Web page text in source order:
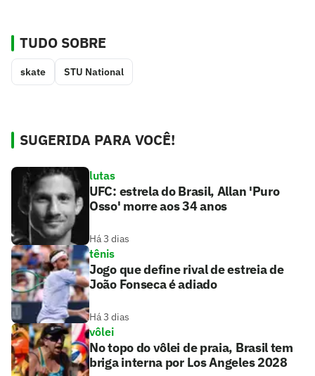
TUDO SOBRE
skate STU National
SUGERIDA PARA VOCÊ!
lutas
UFC: estrela do Brasil, Allan 'Puro
Osso' morre aos 34 anos
Há 3 dias
tênis
Jogo que define rival de estreia de
João Fonseca é adiado
Há 3 dias
vôlei
No topo do vôlei de praia, Brasil tem
briga interna por Los Angeles 2028